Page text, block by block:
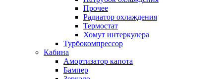
Прочее
Радиатор охлаждения
Термостат
Хомут интеркулера
Турбокомпрессор
Кабина
Амортизатор капота
Бампер